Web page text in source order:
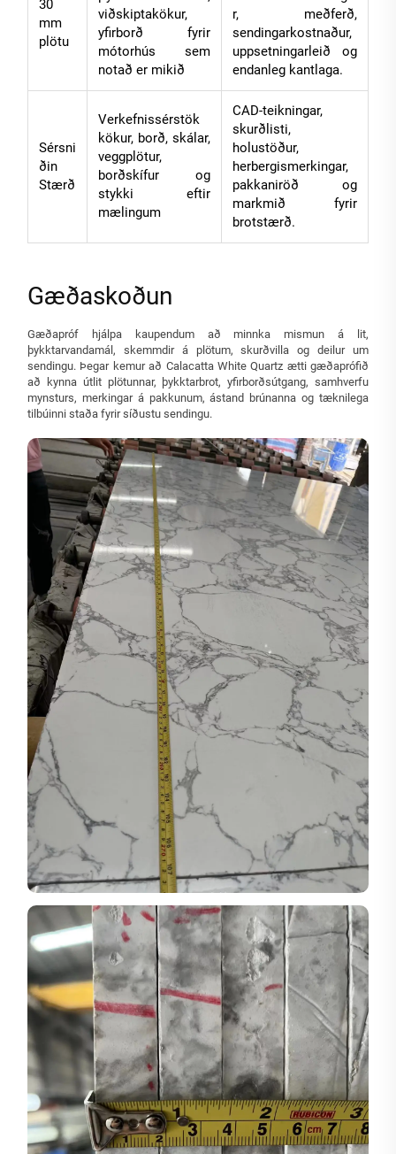
30
mm
plötu
viðskiptakökur,
yfirborð fyrir
mótorhús sem
notað er mikið
r, meðferð,
sendingarkostnaður,
uppsetningarleið og
endanleg kantlaga.
Sérsni
ðin
Stærð
Verkefnissérstök
kökur, borð, skálar,
veggplötur,
borðskífur og
stykki eftir
mælingum
CAD-teikningar,
skurðlisti,
holustöður,
herbergismerkingar,
pakkaniröð og
markmið fyrir
brotstærð.
Gæðaskoðun
Gæðapróf hjálpa kaupendum að minnka mismun á lit,
þykktarvandamál, skemmdir á plötum, skurðvilla og deilur um
sendingu. Þegar kemur að Calacatta White Quartz ætti gæðaprófið
að kynna útlit plötunnar, þykktarbrot, yfirborðsútgang, samhverfu
mynsturs, merkingar á pakkunum, ástand brúnanna og tæknilega
tilbúinni staða fyrir síðustu sendingu.